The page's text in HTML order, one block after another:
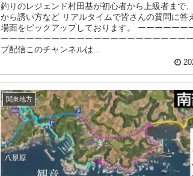
釣りのレジェンド村田基が初心者から上級者まで
から誘い方など リアルタイムで皆さんの質問に答
場面をピックアップしております。 ーーーーーー
ーーーーーーーーーーーーーーーーーーーーーー
ブ配信このチャンネルは...
関東地方